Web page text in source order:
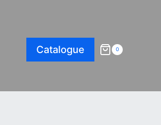
Catalogue 0